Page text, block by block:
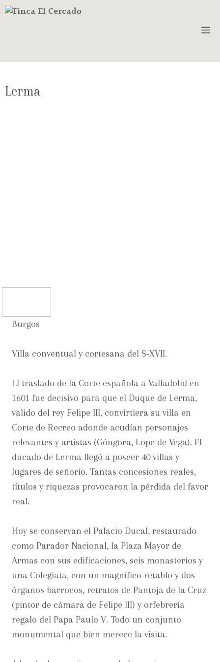
Lerma
Burgos
Villa conventual y cortesana del S-XVII.
El traslado de la Corte española a Valladolid en
1601 fue decisivo para que el Duque de Lerma,
valido del rey Felipe III, convirtiera su villa en
Corte de Recreo adonde acudían personajes
relevantes y artistas (Góngora, Lope de Vega). El
ducado de Lerma llegó a poseer 40 villas y
lugares de señorío. Tantas concesiones reales,
títulos y riquezas provocaron la pérdida del favor
real.
Hoy se conservan el Palacio Ducal, restaurado
como Parador Nacional, la Plaza Mayor de
Armas con sus edificaciones, seis monasterios y
una Colegiata, con un magnífico retablo y dos
órganos barrocos, retratos de Pantoja de la Cruz
(pintor de cámara de Felipe III) y orfebrería
regalo del Papa Paulo V. Todo un conjunto
monumental que bien merece la visita.